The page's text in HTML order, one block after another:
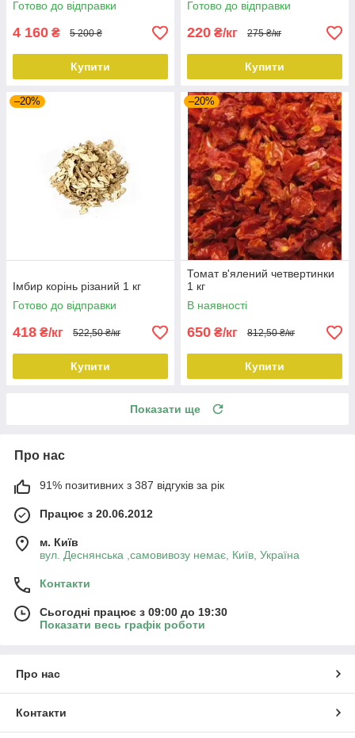
Готово до відправки
4 160 ₴ 5 200 ₴
Купити
Готово до відправки
220 ₴/кг 275 ₴/кг
Купити
–20%
Імбир корінь різаний 1 кг
Готово до відправки
418 ₴/кг 522,50 ₴/кг
Купити
–20%
Томат в'ялений четвертинки
1 кг
В наявності
650 ₴/кг 812,50 ₴/кг
Купити
Показати ще
Про нас
91% позитивних з 387 відгуків за рік
Працює з 20.06.2012
м. Київ
вул. Деснянська ,самовивозу немає, Київ, Україна
Контакти
Сьогодні працює з 09:00 до 19:30
Показати весь графік роботи
Про нас
Контакти